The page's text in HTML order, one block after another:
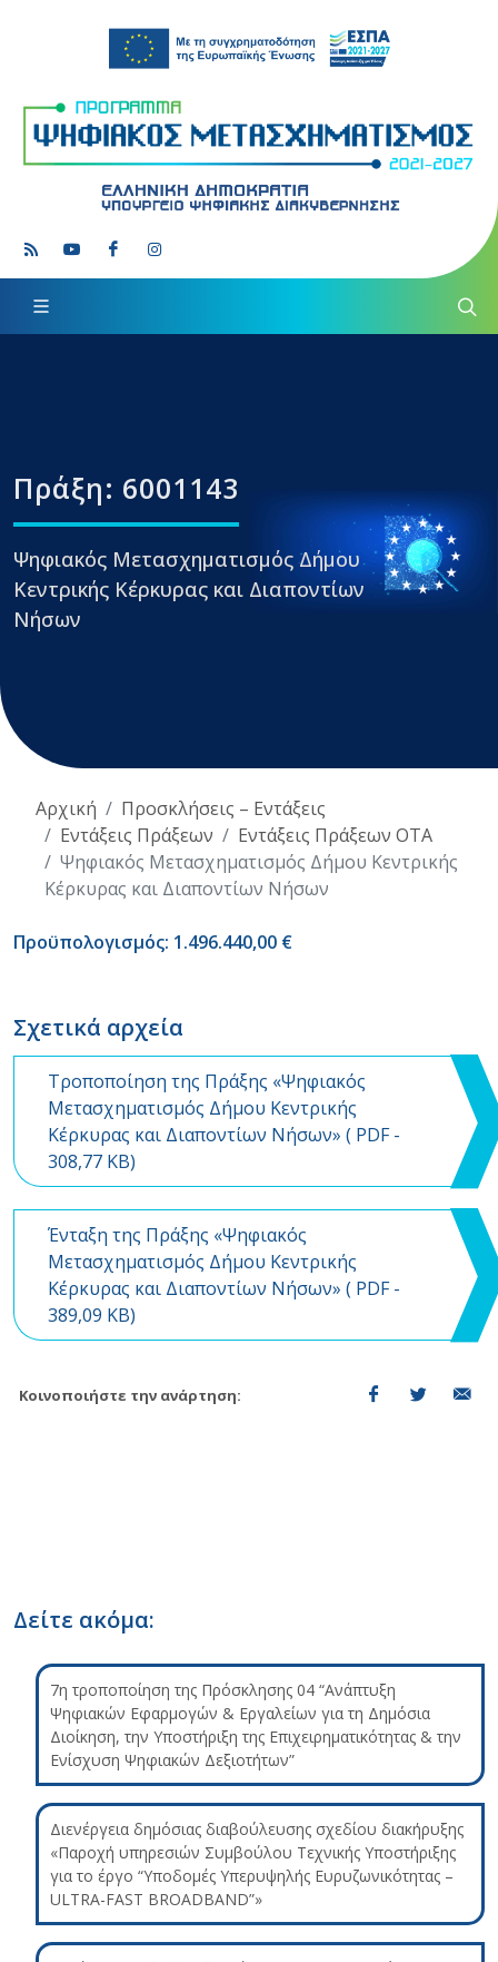
Πράξη: 6001143
Ψηφιακός Μετασχηματισμός Δήμου
Κεντρικής Κέρκυρας και Διαποντίων
Νήσων
Αρχική
Προσκλήσεις – Εντάξεις
Εντάξεις Πράξεων
Εντάξεις Πράξεων ΟΤΑ
Ψηφιακός Μετασχηματισμός Δήμου Κεντρικής
Κέρκυρας και Διαποντίων Νήσων
Προϋπολογισμός: 1.496.440,00 €
Σχετικά αρχεία
Τροποποίηση της Πράξης «Ψηφιακός
Μετασχηματισμός Δήμου Κεντρικής
Κέρκυρας και Διαποντίων Νήσων» ( PDF-
308,77 KB)
Ένταξη της Πράξης «Ψηφιακός
Μετασχηματισμός Δήμου Κεντρικής
Κέρκυρας και Διαποντίων Νήσων» ( PDF-
389,09 KB)
Κοινοποιήστε την ανάρτηση:
Δείτε ακόμα:
7η τροποποίηση της Πρόσκλησης 04 “Ανάπτυξη
Ψηφιακών Εφαρμογών & Εργαλείων για τη Δημόσια
Διοίκηση, την Υποστήριξη της Επιχειρηματικότητας & την
Ενίσχυση Ψηφιακών Δεξιοτήτων”
Διενέργεια δημόσιας διαβούλευσης σχεδίου διακήρυξης
«Παροχή υπηρεσιών Συμβούλου Τεχνικής Υποστήριξης
για το έργο “Υποδομές Υπερυψηλής Ευρυζωνικότητας –
ULTRA-FAST BROADBAND”»